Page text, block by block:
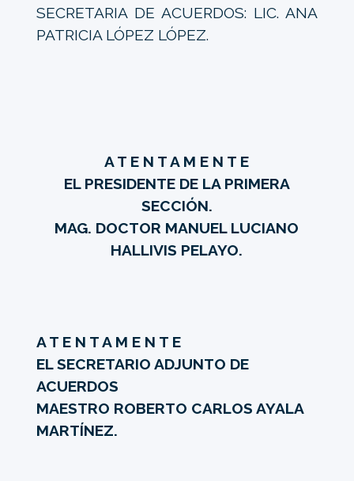
SECRETARIA DE ACUERDOS: LIC. ANA
PATRICIA LÓPEZ LÓPEZ.
A T E N T A M E N T E
EL PRESIDENTE DE LA PRIMERA
SECCIÓN.
MAG. DOCTOR MANUEL LUCIANO
HALLIVIS PELAYO.
A T E N T A M E N T E
EL SECRETARIO ADJUNTO DE
ACUERDOS
MAESTRO ROBERTO CARLOS AYALA
MARTÍNEZ.